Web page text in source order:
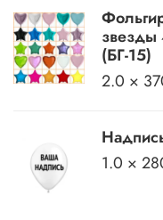
(БГ-15)
2.0 ×
1.0 ×